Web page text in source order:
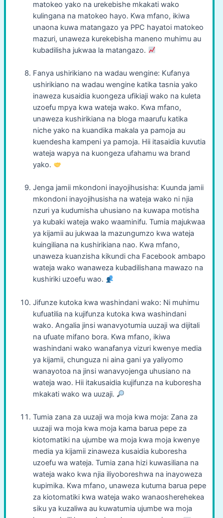
matokeo yako na urekebishe mkakati wako
kulingana na matokeo hayo. Kwa mfano, ikiwa
unaona kuwa matangazo ya PPC hayatoi matokeo
mazuri, unaweza kurekebisha maneno muhimu au
kubadilisha jukwaa la matangazo.
Fanya ushirikiano na wadau wengine: Kufanya
ushirikiano na wadau wengine katika tasnia yako
inaweza kusaidia kuongeza ufikiaji wako na kuleta
uzoefu mpya kwa wateja wako. Kwa mfano,
unaweza kushirikiana na bloga maarufu katika
niche yako na kuandika makala ya pamoja au
kuendesha kampeni ya pamoja. Hii itasaidia kuvutia
wateja wapya na kuongeza ufahamu wa brand
yako.
Jenga jamii mkondoni inayojihusisha: Kuunda jamii
mkondoni inayojihusisha na wateja wako ni njia
nzuri ya kudumisha uhusiano na kuwapa motisha
ya kubaki wateja wako waaminifu. Tumia majukwaa
ya kijamii au jukwaa la mazungumzo kwa wateja
kuingiliana na kushirikiana nao. Kwa mfano,
unaweza kuanzisha kikundi cha Facebook ambapo
wateja wako wanaweza kubadilishana mawazo na
kushiriki uzoefu wao.
Jifunze kutoka kwa washindani wako: Ni muhimu
kufuatilia na kujifunza kutoka kwa washindani
wako. Angalia jinsi wanavyotumia uuzaji wa dijitali
na ufuate mifano bora. Kwa mfano, ikiwa
washindani wako wanafanya vizuri kwenye media
ya kijamii, chunguza ni aina gani ya yaliyomo
wanayotoa na jinsi wanavyojenga uhusiano na
wateja wao. Hii itakusaidia kujifunza na kuboresha
mkakati wako wa uuzaji.
Tumia zana za uuzaji wa moja kwa moja: Zana za
uuzaji wa moja kwa moja kama barua pepe za
kiotomatiki na ujumbe wa moja kwa moja kwenye
media ya kijamii zinaweza kusaidia kuboresha
uzoefu wa wateja. Tumia zana hizi kuwasiliana na
wateja wako kwa njia iliyoboreshwa na inayoweza
kupimika. Kwa mfano, unaweza kutuma barua pepe
za kiotomatiki kwa wateja wako wanaosherehekea
siku ya kuzaliwa au kuwatumia ujumbe wa moja